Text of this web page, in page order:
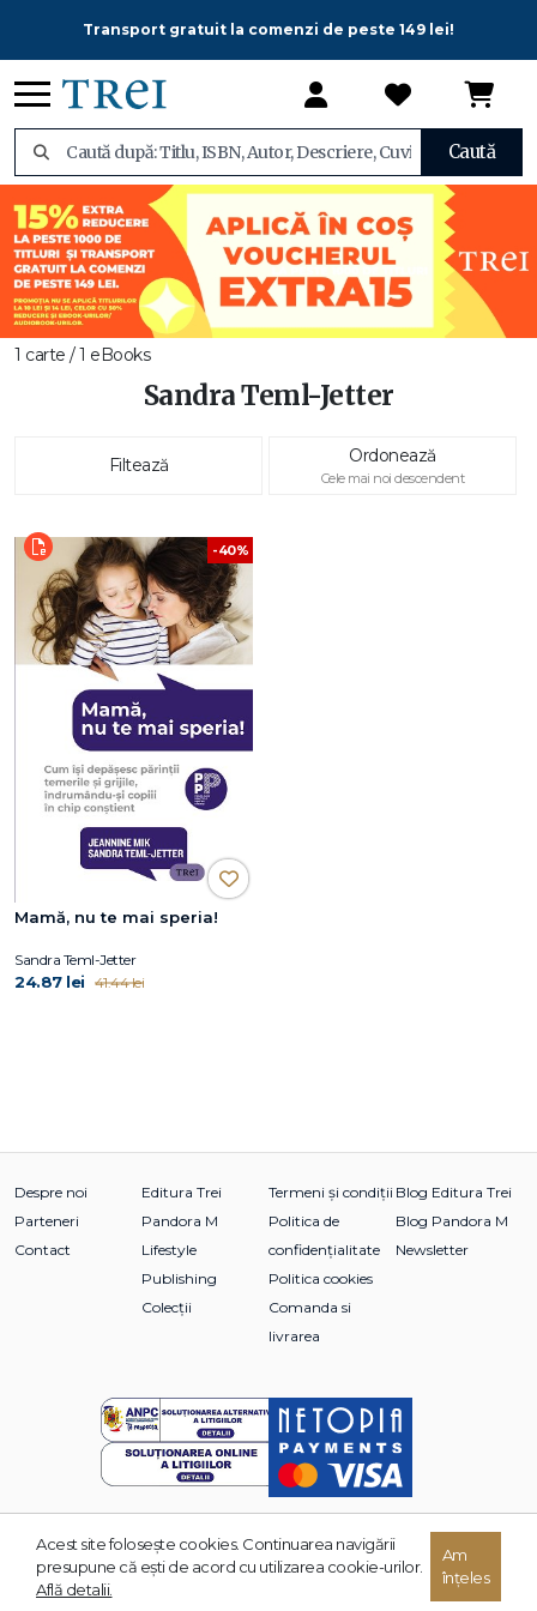
Transport gratuit la comenzi de peste 149 lei!
Caută
1 carte / 1 eBooks
Sandra Teml-Jetter
Filtează Ordonează
Cele mai noi descendent
-40%
Mamă, nu te mai speria!
Sandra Teml-Jetter
24.87 lei 41.44 lei
Despre noi
Parteneri
Contact
Editura Trei
Pandora M
Lifestyle
Publishing
Colecții
Termeni și condiții
Politica de
confidențialitate
Politica cookies
Comanda si
livrarea
Blog Editura Trei
Blog Pandora M
Newsletter
© 2026 Grupul Editorial TREI. Toate drepturile rezervate.
Acest site foloseşte cookies. Continuarea navigării
presupune că eşti de acord cu utilizarea cookie-urilor.
Află detalii.
Am
înțeles